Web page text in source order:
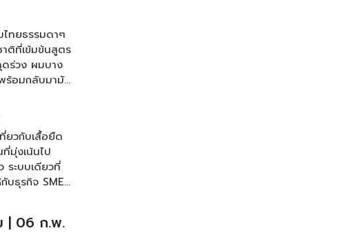
อร่อยมากว่า
ไข่เค็มกว่า
อยให้คุณผ่าน
รายการ ชี้
รู 49 ติดตาม
ของรายการ
ทยธรรมดาๆ
ติที่เข้มข้นสูตร
ร่วง ผมบาง
ร้อมกลับมามัน
เอาใจคนรัก
น. ได้ทาง
ยวกับเสื้อยืด
มุ่งเน้นไป
ระบบเดียวที่
บธุรกิจ SME
กำลังมองหา
กหลายและ
| 06 ก.พ.